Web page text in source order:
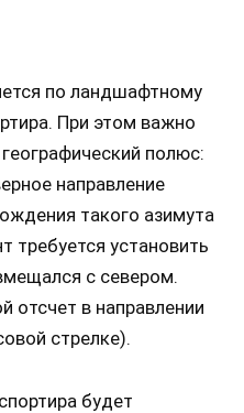
по ландшафтному
При этом важно
полюс:
направление
такого азимута
требуется установить
с севером.
отсчет в направлении
стрелке).
будет